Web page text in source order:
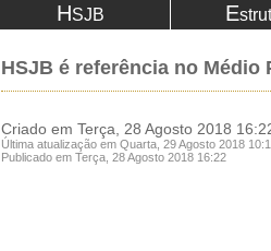
HSJB E
HSJB é referência no Médio
Criado em Terça, 28 Agosto 2018
Última atualização em Quarta, 29 Agosto 2018
Publicado em Terça, 28 Agosto 2018 16:22